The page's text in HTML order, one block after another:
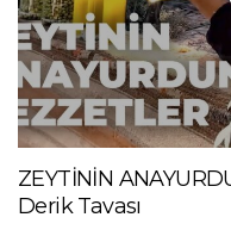
ZEYTİNİN
Derik Tavası